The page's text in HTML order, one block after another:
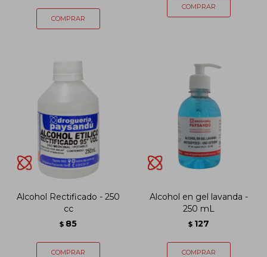
Alcohol Rectificado - 250
cc
$ 85
Alcohol en gel lavanda -
250 mL
$ 127